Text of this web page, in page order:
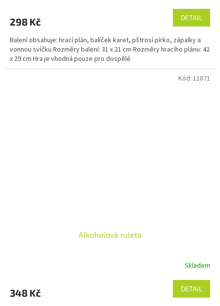
298 Kč DETAIL
Balení obsahuje: hrací plán, balíček karet, pštrosí pírko, zápalky a
vonnou svíčku Rozměry balení: 31 x 21 cm Rozměry hracího plánu: 42
x 29 cm Hra je vhodná pouze pro dospělé
Alkoholová ruleta
Skladem
348 Kč DETAIL
Kód: 11871